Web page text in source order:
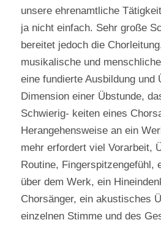
unsere ehrenamtliche
ja nicht einfach. Sehr große
bereitet jedoch die
musikalische und
eine fundierte Ausbildung und
Dimension einer Übstunde,
Schwierig- keiten eines
Herangehensweise an ein
mehr erfordert viel Vorarbeit,
Routine, Fingerspitzengefühl,
über dem Werk, ein
Chorsänger, ein akustisches
einzelnen Stimme und des